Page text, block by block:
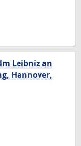
Leibniz an
Hannover,